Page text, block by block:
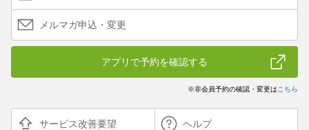
メルマガ申込・変更
アプリで予約を確認する
※非会員予約の確認・変更は こちら
サービス改善要望 ヘルプ